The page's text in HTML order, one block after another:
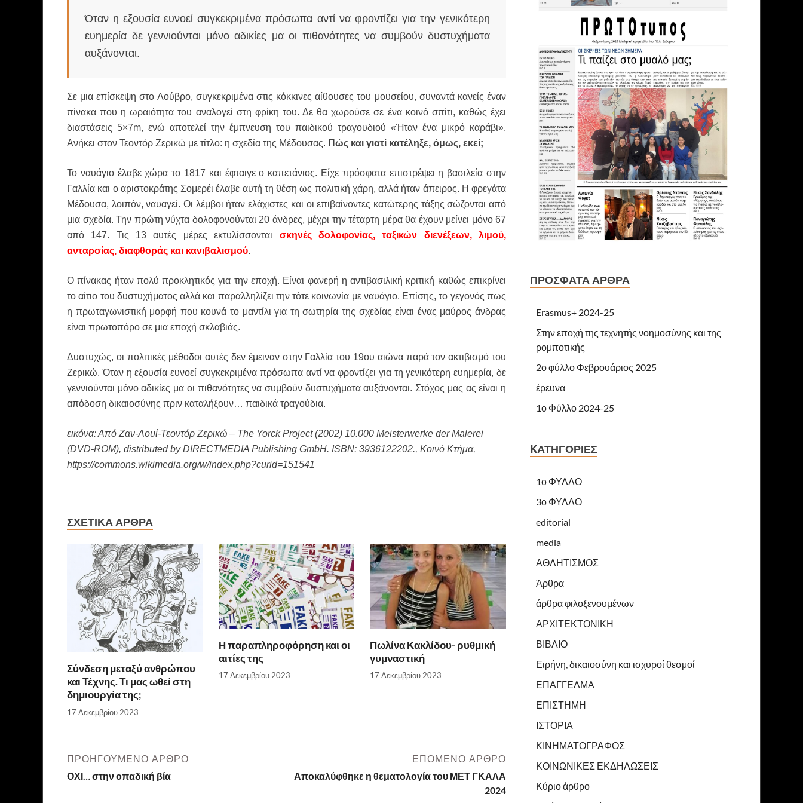
Όταν η εξουσία ευνοεί συγκεκριμένα πρόσωπα αντί να φροντίζει για την γενικότερη
ευημερία δε γεννιούνται μόνο αδικίες μα οι πιθανότητες να συμβούν δυστυχήματα
αυξάνονται.
Σε μια επίσκεψη στο Λούβρο, συγκεκριμένα στις κόκκινες αίθουσες του μουσείου, συναντά κανείς έναν
πίνακα που η ωραιότητα του αναλογεί στη φρίκη του. Δε θα χωρούσε σε ένα κοινό σπίτι, καθώς έχει
διαστάσεις 5×7m, ενώ αποτελεί την έμπνευση του παιδικού τραγουδιού «Ήταν ένα μικρό καράβι».
Ανήκει στον Τεοντόρ Ζερικώ με τίτλο: η σχεδία της Μέδουσας. Πώς και γιατί κατέληξε, όμως, εκεί;
Το ναυάγιο έλαβε χώρα το 1817 και έφταιγε ο καπετάνιος. Είχε πρόσφατα επιστρέψει η βασιλεία στην
Γαλλία και ο αριστοκράτης Σομερέι έλαβε αυτή τη θέση ως πολιτική χάρη, αλλά ήταν άπειρος. Η φρεγάτα
Μέδουσα, λοιπόν, ναυαγεί. Οι λέμβοι ήταν ελάχιστες και οι επιβαίνοντες κατώτερης τάξης σώζονται από
μια σχεδία. Την πρώτη νύχτα δολοφονούνται 20 άνδρες, μέχρι την τέταρτη μέρα θα έχουν μείνει μόνο 67
από 147. Τις 13 αυτές μέρες εκτυλίσσονται σκηνές δολοφονίας, ταξικών διενέξεων, λιμού,
ανταρσίας, διαφθοράς και κανιβαλισμού.
Ο πίνακας ήταν πολύ προκλητικός για την εποχή. Είναι φανερή η αντιβασιλική κριτική καθώς επικρίνει
το αίτιο του δυστυχήματος αλλά και παραλληλίζει την τότε κοινωνία με ναυάγιο. Επίσης, το γεγονός πως
η πρωταγωνιστική μορφή που κουνά το μαντίλι για τη σωτηρία της σχεδίας είναι ένας μαύρος άνδρας
είναι πρωτοπόρο σε μια εποχή σκλαβιάς.
Δυστυχώς, οι πολιτικές μέθοδοι αυτές δεν έμειναν στην Γαλλία του 19ου αιώνα παρά τον ακτιβισμό του
Ζερικώ. Όταν η εξουσία ευνοεί συγκεκριμένα πρόσωπα αντί να φροντίζει για τη γενικότερη ευημερία, δε
γεννιούνται μόνο αδικίες μα οι πιθανότητες να συμβούν δυστυχήματα αυξάνονται. Στόχος μας ας είναι η
απόδοση δικαιοσύνης πριν καταλήξουν… παιδικά τραγούδια.
εικόνα: Από Ζαν-Λουί-Τεοντόρ Ζερικώ – The Yorck Project (2002) 10.000 Meisterwerke der Malerei
(DVD-ROM), distributed by DIRECTMEDIA Publishing GmbH. ISBN: 3936122202., Κοινό Κτήμα,
https://commons.wikimedia.org/w/index.php?curid=151541
ΣΧΕΤΙΚΆ ΆΡΘΡΑ
Σύνδεση μεταξύ ανθρώπου
και Τέχνης. Τι μας ωθεί στη
δημιουργία της;
17 Δεκεμβρίου 2023
Η παραπληροφόρηση και οι
αιτίες της
17 Δεκεμβρίου 2023
Πωλίνα Κακλίδου- ρυθμική
γυμναστική
17 Δεκεμβρίου 2023
ΠΡΟΗΓΟΎΜΕΝΟ ΆΡΘΡΟ
ΟΧΙ… στην οπαδική βία
ΕΠΌΜΕΝΟ ΆΡΘΡΟ
Αποκαλύφθηκε η θεματολογία του ΜΕΤ ΓΚΑΛΑ
2024
ΠΡΌΣΦΑΤΑ ΆΡΘΡΑ
Erasmus+ 2024-25
Στην εποχή της τεχνητής νοημοσύνης και της
ρομποτικής
2ο φύλλο Φεβρουάριος 2025
έρευνα
1ο Φύλλο 2024-25
KΑΤΗΓΟΡΊΕΣ
1ο ΦΥΛΛΟ
3ο ΦΥΛΛΟ
editorial
media
ΑΘΛΗΤΙΣΜΟΣ
Άρθρα
άρθρα φιλοξενουμένων
ΑΡΧΙΤΕΚΤΟΝΙΚΗ
ΒΙΒΛΙΟ
Ειρήνη, δικαιοσύνη και ισχυροί θεσμοί
ΕΠΑΓΓΕΛΜΑ
ΕΠΙΣΤΗΜΗ
ΙΣΤΟΡΙΑ
ΚΙΝΗΜΑΤΟΓΡΑΦΟΣ
ΚΟΙΝΩΝΙΚΕΣ ΕΚΔΗΛΩΣΕΙΣ
Κύριο άρθρο